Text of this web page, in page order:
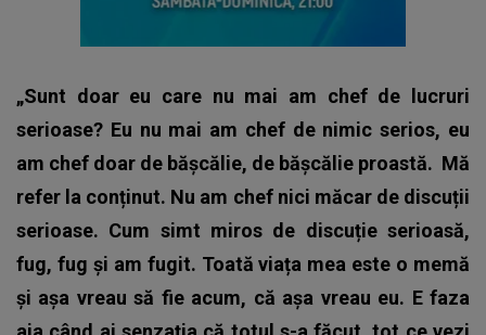
„Sunt doar eu care nu mai am chef de lucruri
serioase? Eu nu mai am chef de nimic serios, eu
am chef doar de bășcălie, de bășcălie proastă. Mă
refer la conținut. Nu am chef nici măcar de discuții
serioase. Cum simt miros de discuție serioasă,
fug, fug și am fugit. Toată viața mea este o memă
și așa vreau să fie acum, că așa vreau eu. E faza